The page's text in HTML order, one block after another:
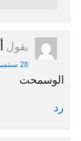
يقول
28 سبتمبر، 2020 الساعة 11:46 م
الوسمحت
رد